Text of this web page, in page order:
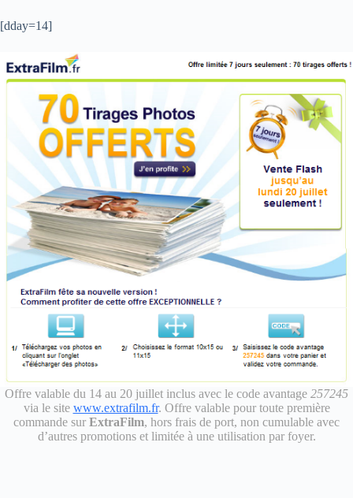
[dday=14]
Offre valable du 14 au 20 juillet inclus avec le code avantage 257245
via le site www.extrafilm.fr. Offre valable pour toute première
commande sur ExtraFilm, hors frais de port, non cumulable avec
d’autres promotions et limitée à une utilisation par foyer.